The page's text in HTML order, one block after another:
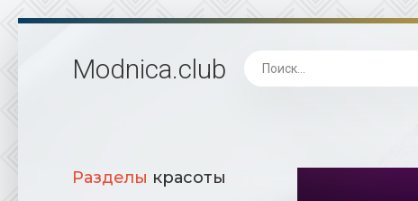
Modnica.club
Разделы красоты